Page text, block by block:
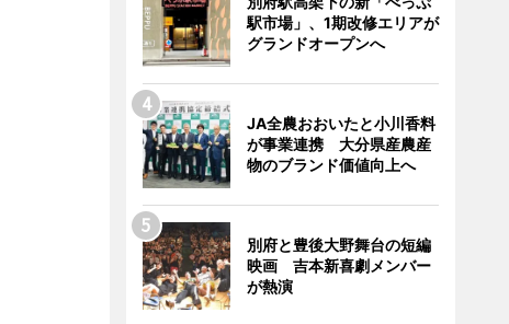
駅市場」、1期改修エリアが
グランドオープンへ
JA全農おおいたと小川香料
が事業連携 大分県産農産
物のブランド価値向上へ
別府と豊後大野舞台の短編
映画 吉本新喜劇メンバー
が熱演